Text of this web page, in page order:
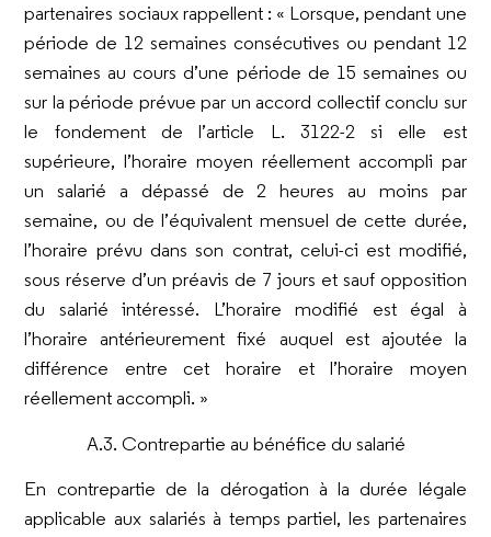
partenaires sociaux rappellent : « Lorsque, pendant une
période de 12 semaines consécutives ou pendant 12
semaines au cours d’une période de 15 semaines ou
sur la période prévue par un accord collectif conclu sur
le fondement de l’article L. 3122-2 si elle est
supérieure, l’horaire moyen réellement accompli par
un salarié a dépassé de 2 heures au moins par
semaine, ou de l’équivalent mensuel de cette durée,
l’horaire prévu dans son contrat, celui-ci est modifié,
sous réserve d’un préavis de 7 jours et sauf opposition
du salarié intéressé. L’horaire modifié est égal à
l’horaire antérieurement fixé auquel est ajoutée la
différence entre cet horaire et l’horaire moyen
réellement accompli. »
A.3. Contrepartie au bénéfice du salarié
En contrepartie de la dérogation à la durée légale
applicable aux salariés à temps partiel, les partenaires